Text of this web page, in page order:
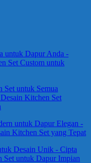
untuk Dapur Anda -
Set Custom untuk
Set untuk Semua
Desain Kitchen Set
untuk Dapur Elegan -
Kitchen Set yang Tepat
Desain Unik - Cipta
Set untuk Dapur Impian